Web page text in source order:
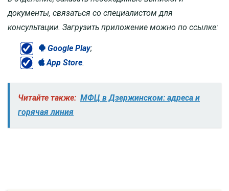
документы, связаться со специалистом для
консультации. Загрузить приложение можно по ссылке:
Google Play;
App Store.
Читайте также: МФЦ в Дзержинском: адреса и
горячая линия